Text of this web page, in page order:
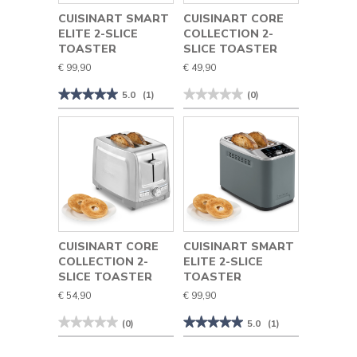
CUISINART SMART
ELITE 2-SLICE
TOASTER
€ 99,90
★★★★★
★★★★★
5
van
Beoordelingen
Cuisinart
Smart
Elite
Slice
Toaster
5.0 (1)
CUISINART CORE
COLLECTION 2-
SLICE TOASTER
€ 49,90
★★★★★
★★★★★
Geen
beoordelingswaarde
Cuisinart
(0)
CUISINART CORE
COLLECTION 2-
SLICE TOASTER
€ 54,90
★★★★★
★★★★★
Geen
(0)
CUISINART SMART
ELITE 2-SLICE
TOASTER
€ 99,90
★★★★★
★★★★★
5
5.0 (1)